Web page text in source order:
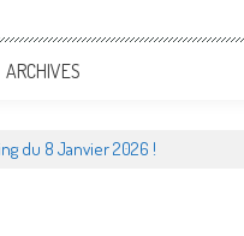
ARCHIVES
du 8 Janvier 2026 !